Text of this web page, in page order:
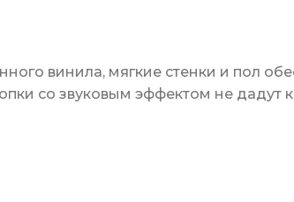
винила, мягкие стенки и пол
со звуковым эффектом не дадут